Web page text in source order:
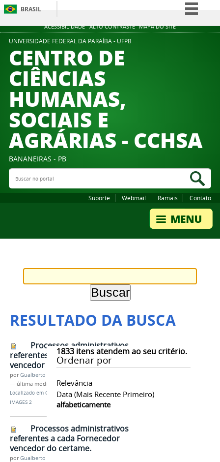
ACESSIBILIDADE ALTO CONTRASTE MAPA DO SITE
BRASIL
Simplifique!
UNIVERSIDADE FEDERAL DA PARAÍBA - UFPB
CENTRO DE
CIÊNCIAS
HUMANAS,
SOCIAIS E
AGRÁRIAS - CCHSA
BANANEIRAS - PB
Buscar no portal
Suporte Webmail Ramais Contato
RESULTADO DA BUSCA
1833itens atendem ao seu critério.
Ordenar por
Relevância
Data (mais Recente Primeiro)
alfabeticamente
Processos administrativos
referentes a cada Fornecedor
vencedor do certame.
porGualberto
— última modificação 12/01/2024 14h20
Localizado em Contents /…/Pregão 01/2023 /
IMAGES 2
Processos administrativos
referentes a cada Fornecedor
vencedor do certame.
porGualberto